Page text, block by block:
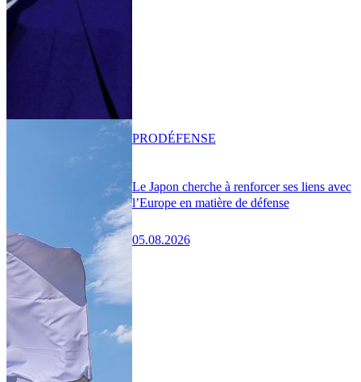
Le Japon cherche à renforcer ses liens avec
l’Europe en matière de défense
05.08.2026
PRODÉFENSE